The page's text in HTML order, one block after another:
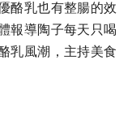
酪乳也有整腸的效
報導陶子每天只喝
乳風潮，主持美食